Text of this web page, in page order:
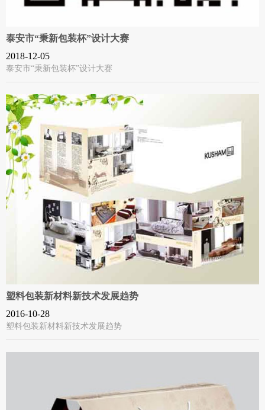
泰安市“秉新包装杯”设计大赛
2018-12-05
泰安市“秉新包装杯”设计大赛
塑料包装新材料新技术发展趋势
2016-10-28
塑料包装新材料新技术发展趋势